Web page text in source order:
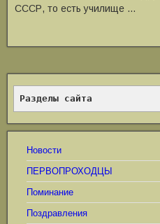
СССР, то есть училище …
Разделы сайта
Новости
ПЕРВОПРОХОДЦЫ
Поминание
Поздравления